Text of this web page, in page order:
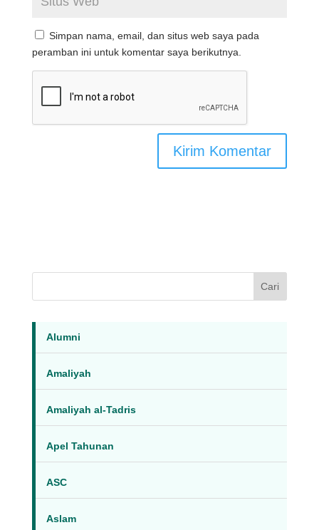
Simpan nama, email, dan situs web saya pada
peramban ini untuk komentar saya berikutnya.
Cari
Alumni
Amaliyah
Amaliyah al-Tadris
Apel Tahunan
ASC
Aslam